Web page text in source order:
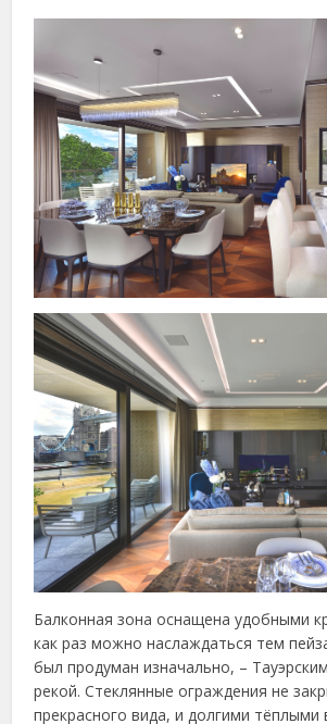
Балконная зона оснащена удобными
как раз можно наслаждаться тем
был продуман изначально, –
рекой. Стеклянные ограждения не
прекрасного вида, и долгими